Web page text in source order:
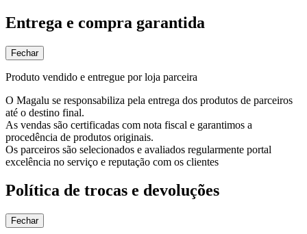
Entrega e compra garantida
Fechar
Produto vendido e entregue por loja parceira
O Magalu se responsabiliza pela entrega dos produtos de parceiros
até o destino final.
As vendas são certificadas com nota fiscal e garantimos a
procedência de produtos originais.
Os parceiros são selecionados e avaliados regularmente portal
excelência no serviço e reputação com os clientes
Política de trocas e devoluções
Fechar